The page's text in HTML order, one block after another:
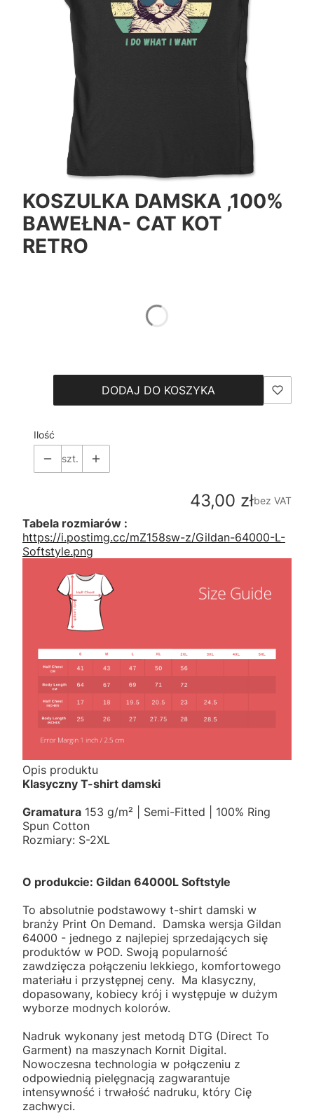
KOSZULKA DAMSKA ,100%
BAWEŁNA- CAT KOT
RETRO
DODAJ DO KOSZYKA
Ilość
szt.
Cena
43,00 złbez VAT
Tabela rozmiarów :
https://i.postimg.cc/mZ158sw-z/Gildan-64000-L-
Softstyle.png
Opis produktu
Klasyczny T-shirt damski
Gramatura 153 g/m² | Semi-Fitted | 100% Ring
Spun Cotton
Rozmiary: S-2XL
O produkcie: Gildan 64000L Softstyle
To absolutnie podstawowy t-shirt damski w
branży Print On Demand. Damska wersja Gildan
64000 - jednego z najlepiej sprzedających się
produktów w POD. Swoją popularność
zawdzięcza połączeniu lekkiego, komfortowego
materiału i przystępnej ceny. Ma klasyczny,
dopasowany, kobiecy krój i występuje w dużym
wyborze modnych kolorów.
Nadruk wykonany jest metodą DTG (Direct To
Garment) na maszynach Kornit Digital.
Nowoczesna technologia w połączeniu z
odpowiednią pielęgnacją zagwarantuje
intensywność i trwałość nadruku, który Cię
zachwyci.